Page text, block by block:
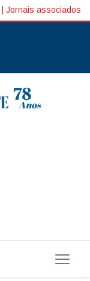
Jornais associados